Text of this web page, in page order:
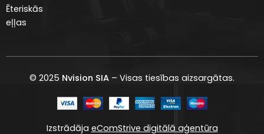
Ēteriskās
eļļas
© 2025 Nvision SIA – Visas tiesības aizsargātas.
Izstrādāja eComStrive digitālā aģentūra